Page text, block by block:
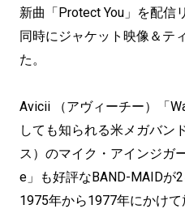
新曲「Protect You」を配信
同時にジャケット映像＆テ
た。
Avicii （アヴィーチー）「
しても知られる米メガバン
ス）のマイク・アインジガ
e」も好評なBAND-MAIDが
1975年から1977年にかけ